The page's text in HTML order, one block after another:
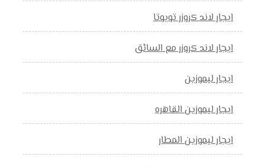
ايجار لاند كروزر تويوتا
ايجار لاند كروزر مع السائق
ايجار ليموزين
ايجار ليموزين القاهره
ايجار ليموزين المطار